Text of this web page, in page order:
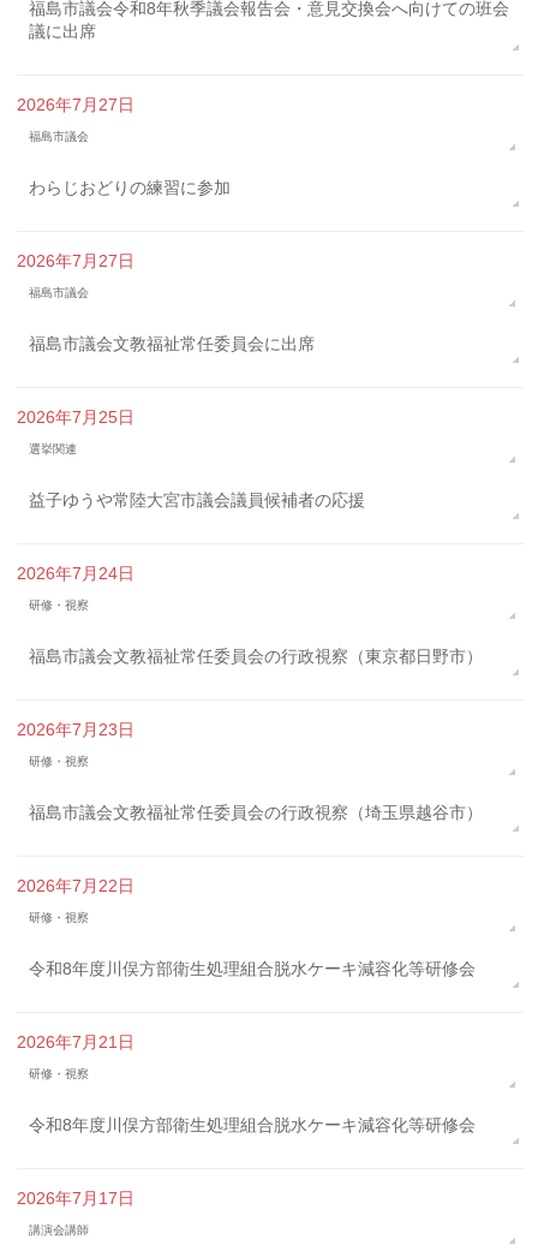
福島市議会令和8年秋季議会報告会・意見交換会へ向けての班会
議に出席
2026年7月27日
福島市議会
わらじおどりの練習に参加
2026年7月27日
福島市議会
福島市議会文教福祉常任委員会に出席
2026年7月25日
選挙関連
益子ゆうや常陸大宮市議会議員候補者の応援
2026年7月24日
研修・視察
福島市議会文教福祉常任委員会の行政視察（東京都日野市）
2026年7月23日
研修・視察
福島市議会文教福祉常任委員会の行政視察（埼玉県越谷市）
2026年7月22日
研修・視察
令和8年度川俣方部衛生処理組合脱水ケーキ減容化等研修会
2026年7月21日
研修・視察
令和8年度川俣方部衛生処理組合脱水ケーキ減容化等研修会
2026年7月17日
講演会講師